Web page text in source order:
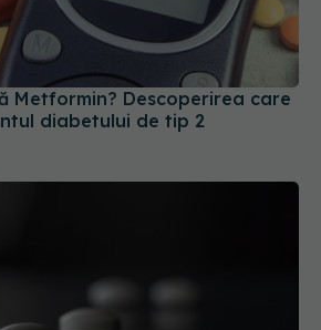
Metformin? Descoperirea care
diabetului de tip 2